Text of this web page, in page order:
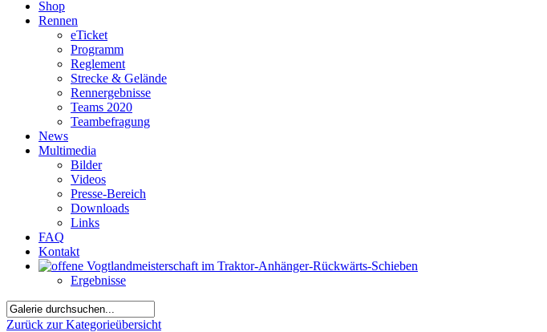
Shop
Rennen
eTicket
Programm
Reglement
Strecke & Gelände
Rennergebnisse
Teams 2020
Teambefragung
News
Multimedia
Bilder
Videos
Presse-Bereich
Downloads
Links
FAQ
Kontakt
Ergebnisse
Zurück zur Kategorieübersicht